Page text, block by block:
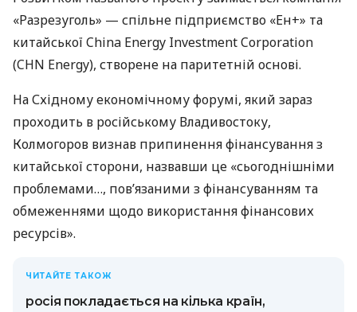
«Разрезуголь» — спільне підприємство «Ен+» та
китайської China Energy Investment Corporation
(CHN Energy), створене на паритетній основі.
На Східному економічному форумі, який зараз
проходить в російському Владивостоку,
Колмогоров визнав припинення фінансування з
китайської сторони, назвавши це «сьогоднішніми
проблемами…, пов’язаними з фінансуванням та
обмеженнями щодо використання фінансових
ресурсів».
ЧИТАЙТЕ ТАКОЖ
росія покладається на кілька країн,